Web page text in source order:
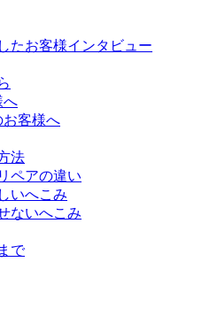
たお客様インタビュー
へ
お客様へ
法
ペアの違い
いへこみ
ないへこみ
で